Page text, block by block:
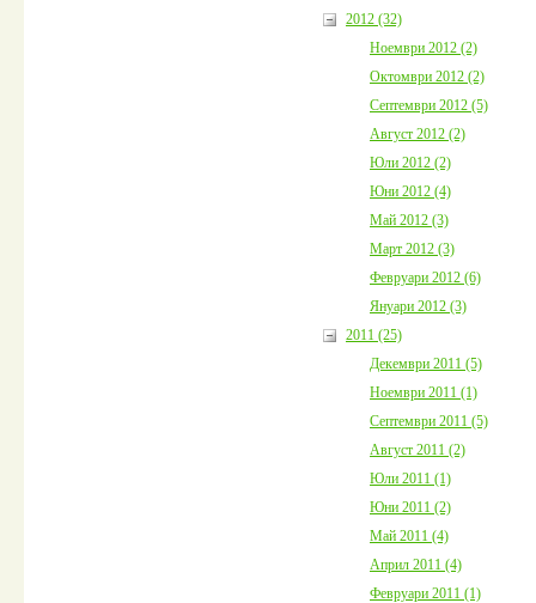
2012 (32)
Ноември 2012 (2)
Октомври 2012 (2)
Септември 2012 (5)
Август 2012 (2)
Юли 2012 (2)
Юни 2012 (4)
Май 2012 (3)
Март 2012 (3)
Февруари 2012 (6)
Януари 2012 (3)
2011 (25)
Декември 2011 (5)
Ноември 2011 (1)
Септември 2011 (5)
Август 2011 (2)
Юли 2011 (1)
Юни 2011 (2)
Май 2011 (4)
Април 2011 (4)
Февруари 2011 (1)